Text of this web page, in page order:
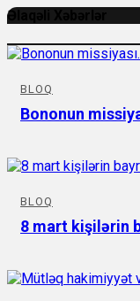
Əlaqəli Xəbərlər
BLOQ
Bononun
BLOQ
8 mart kişilərin